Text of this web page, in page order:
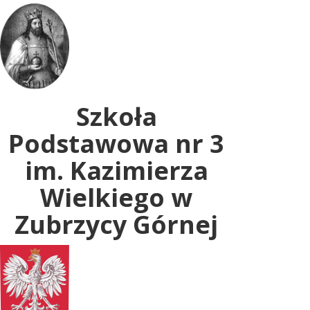
Uwaga:
ta
witryna
zawiera
system
dostępności.
Szkoła
Podstawowa nr 3
im. Kazimierza
Wielkiego w
Zubrzycy Górnej